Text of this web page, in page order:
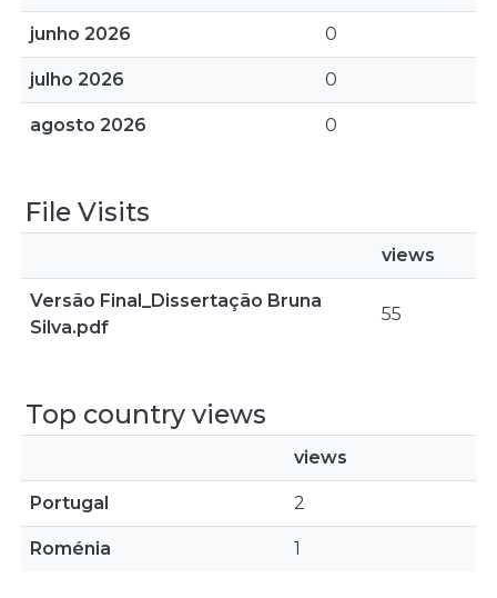
junho 2026 0
julho 2026 0
agosto 2026 0
File Visits
views
Versão Final_Dissertação Bruna
Silva.pdf
55
Top country views
views
Portugal 2
Roménia 1